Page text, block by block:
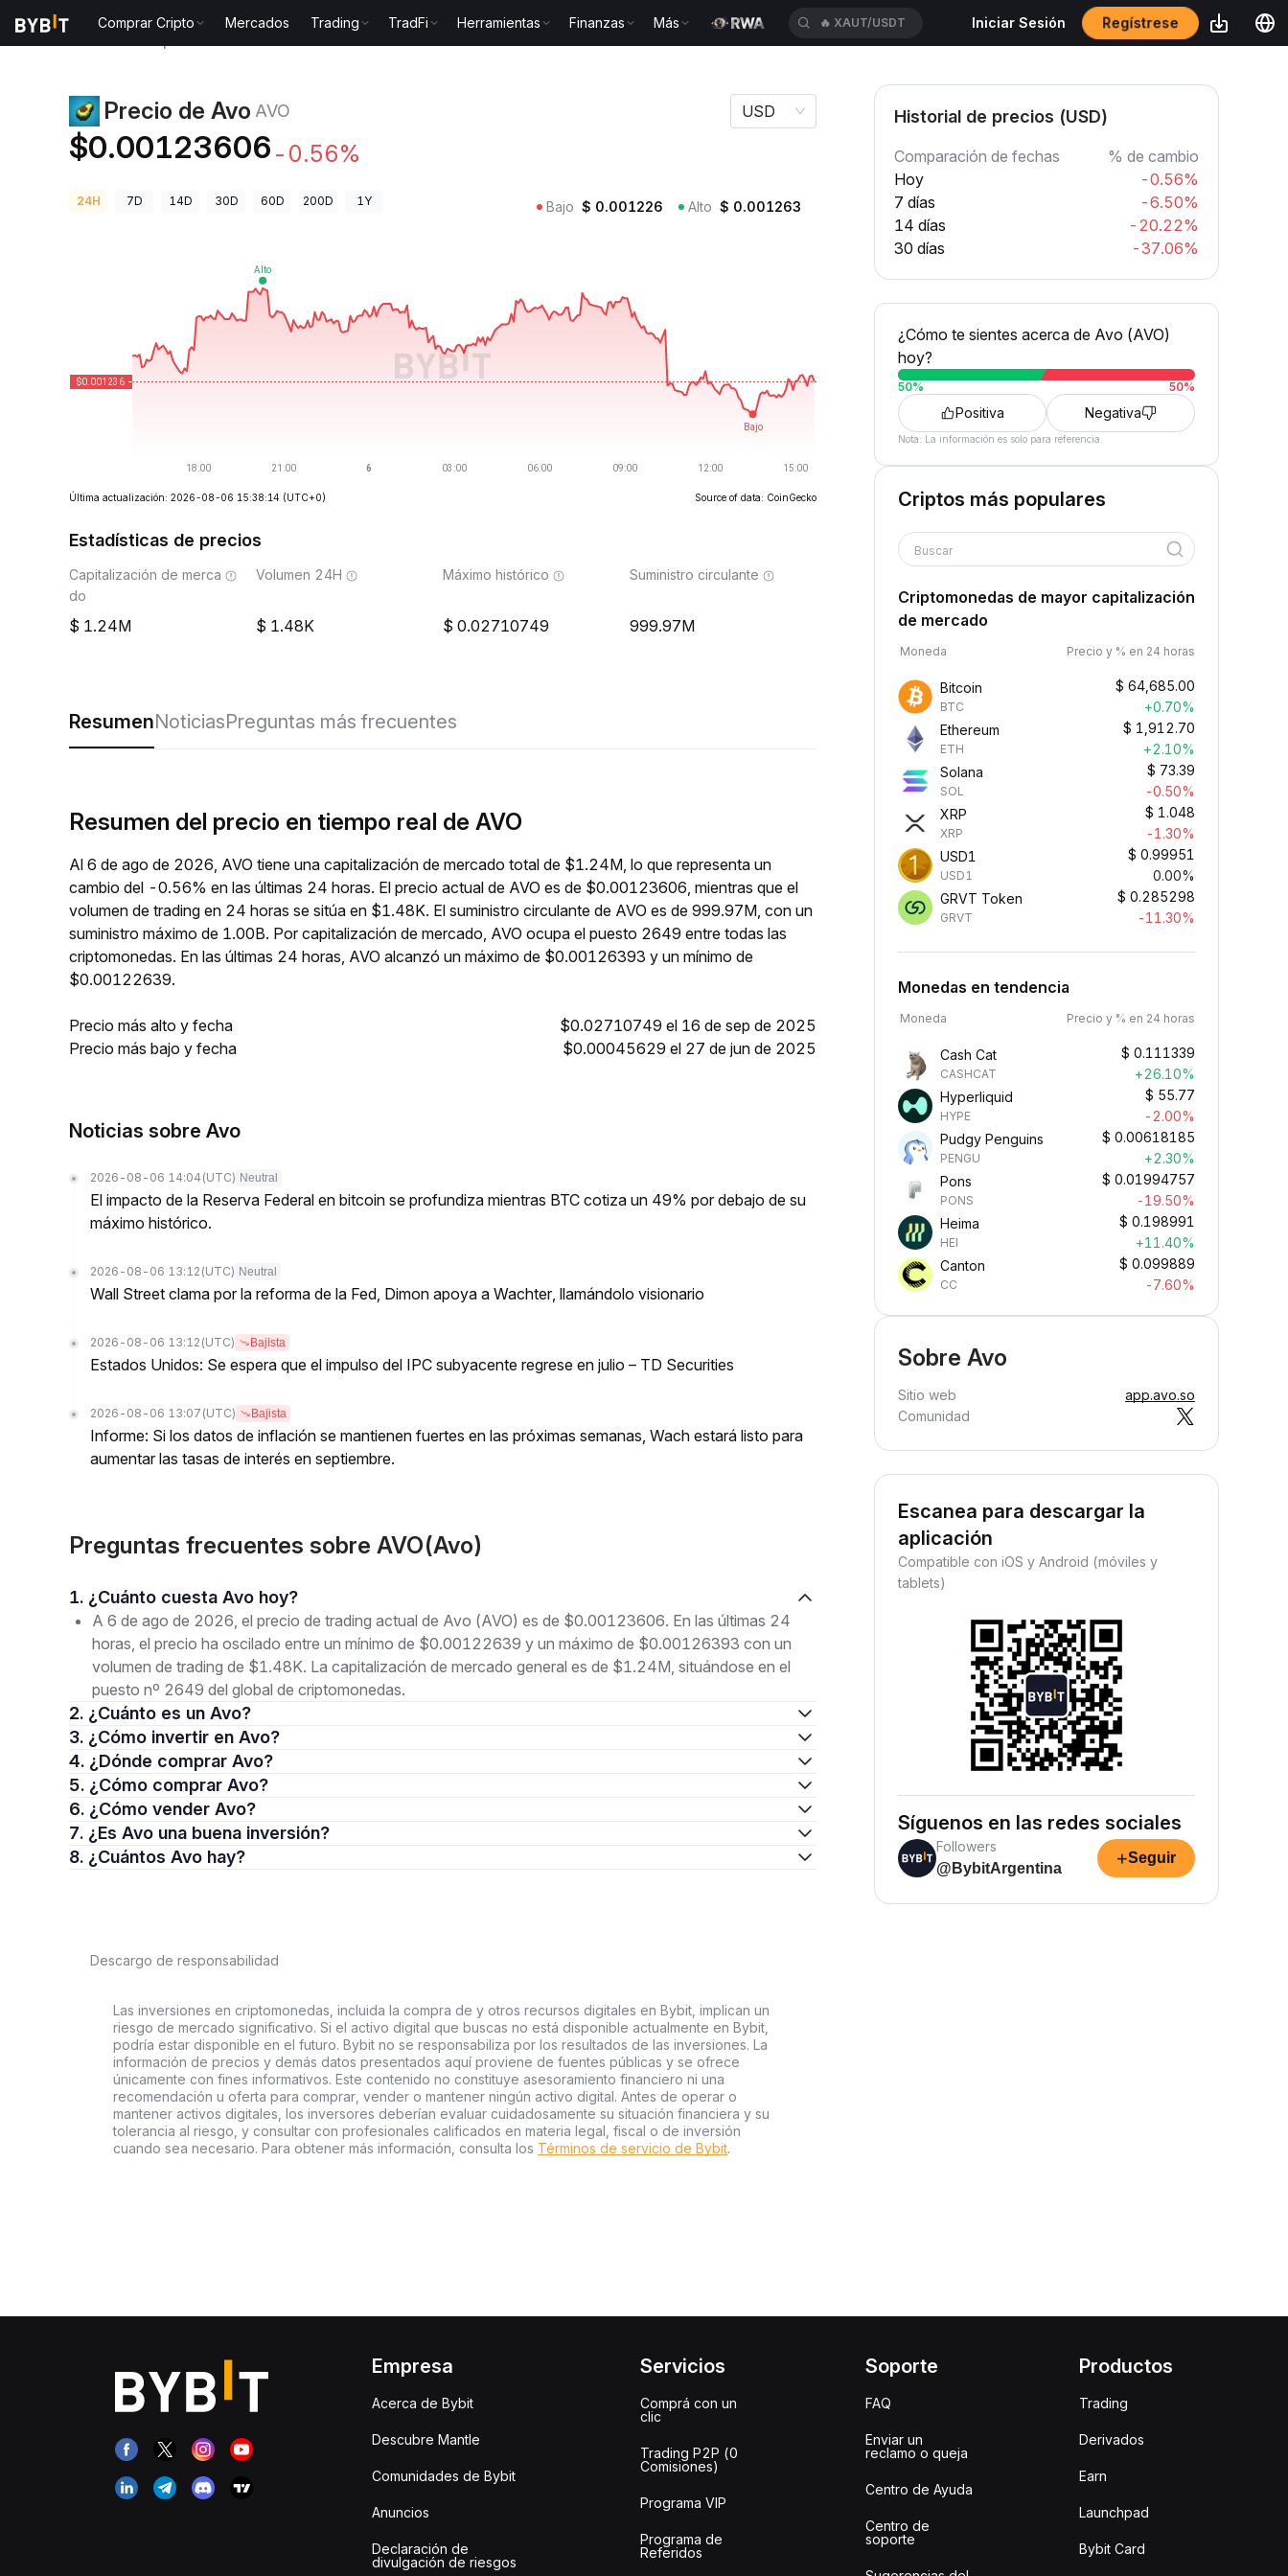
Comprar Cripto Mercados Trading TradFi Herramientas Finanzas Más 🔥 XAUT/USDT Iniciar Sesión Regístrese
Precio de Avo AVO
$0.00123606 -0.56%
USD
24H 7D 14D 30D 60D 200D 1Y Bajo $ 0.001226 Alto $ 0.001263
Última actualización: 2026-08-06 15:38:14 (UTC+0) Source of data: CoinGecko
Estadísticas de precios
Capitalización de merca
do
1.24M
Volumen 24H
1.48K
Máximo histórico
0.02710749
Suministro circulante
999.97M
ResumenNoticiasPreguntas más frecuentes
Resumen del precio en tiempo real de AVO
Al 6 de ago de 2026, AVO tiene una capitalización de mercado total de $1.24M, lo que representa un
cambio del -0.56% en las últimas 24 horas. El precio actual de AVO es de $0.00123606, mientras que el
volumen de trading en 24 horas se sitúa en $1.48K. El suministro circulante de AVO es de 999.97M, con un
suministro máximo de 1.00B. Por capitalización de mercado, AVO ocupa el puesto 2649 entre todas las
criptomonedas. En las últimas 24 horas, AVO alcanzó un máximo de $0.00126393 y un mínimo de
$0.00122639.
Precio más alto y fecha
$0.02710749 el 16 de sep de 2025
Precio más bajo y fecha
$0.00045629 el 27 de jun de 2025
Noticias sobre Avo
2026-08-06 14:04 (UTC) Neutral
El impacto de la Reserva Federal en bitcoin se profundiza mientras BTC cotiza un 49% por debajo de su
máximo histórico.
2026-08-06 13:12 (UTC) Neutral
Wall Street clama por la reforma de la Fed, Dimon apoya a Wachter, llamándolo visionario
2026-08-06 13:12 (UTC) Bajista
Estados Unidos: Se espera que el impulso del IPC subyacente regrese en julio – TD Securities
2026-08-06 13:07 (UTC) Bajista
Informe: Si los datos de inflación se mantienen fuertes en las próximas semanas, Wach estará listo para
aumentar las tasas de interés en septiembre.
Preguntas frecuentes sobre AVO(Avo)
1. ¿Cuánto cuesta Avo hoy?
A 6 de ago de 2026, el precio de trading actual de Avo (AVO) es de $0.00123606. En las últimas 24
horas, el precio ha oscilado entre un mínimo de $0.00122639 y un máximo de $0.00126393 con un
volumen de trading de $1.48K. La capitalización de mercado general es de $1.24M, situándose en el
puesto nº 2649 del global de criptomonedas.
2. ¿Cuánto es un Avo?
3. ¿Cómo invertir en Avo?
4. ¿Dónde comprar Avo?
5. ¿Cómo comprar Avo?
6. ¿Cómo vender Avo?
7. ¿Es Avo una buena inversión?
8. ¿Cuántos Avo hay?
Descargo de responsabilidad
Las inversiones en criptomonedas, incluida la compra de y otros recursos digitales en Bybit, implican un
riesgo de mercado significativo. Si el activo digital que buscas no está disponible actualmente en Bybit,
podría estar disponible en el futuro. Bybit no se responsabiliza por los resultados de las inversiones. La
información de precios y demás datos presentados aquí proviene de fuentes públicas y se ofrece
únicamente con fines informativos. Este contenido no constituye asesoramiento financiero ni una
recomendación u oferta para comprar, vender o mantener ningún activo digital. Antes de operar o
mantener activos digitales, los inversores deberían evaluar cuidadosamente su situación financiera y su
tolerancia al riesgo, y consultar con profesionales calificados en materia legal, fiscal o de inversión
cuando sea necesario. Para obtener más información, consulta los Términos de servicio de Bybit.
Historial de precios (USD)
Comparación de fechas
% de cambio
Hoy
-0.56%
7 días
-6.50%
14 días
-20.22%
30 días
-37.06%
¿Cómo te sientes acerca de Avo (AVO)
hoy?
50% 50%
Positiva Negativa
Nota: La información es solo para referencia.
Criptos más populares
Buscar
Criptomonedas de mayor capitalización
de mercado
Moneda Precio y % en 24 horas
Bitcoin
BTC
$ 64,685.00
+0.70%
Ethereum
ETH
$ 1,912.70
+2.10%
Solana
SOL
$ 73.39
-0.50%
XRP
XRP
$ 1.048
-1.30%
USD1
USD1
$ 0.99951
0.00%
GRVT Token
GRVT
$ 0.285298
-11.30%
Monedas en tendencia
Moneda Precio y % en 24 horas
Cash Cat
CASHCAT
$ 0.111339
+26.10%
Hyperliquid
HYPE
$ 55.77
-2.00%
Pudgy Penguins
PENGU
$ 0.00618185
+2.30%
Pons
PONS
$ 0.01994757
-19.50%
Heima
HEI
$ 0.198991
+11.40%
Canton
CC
$ 0.099889
-7.60%
Sobre Avo
Sitio web
app.avo.so
Comunidad
Escanea para descargar la
aplicación
Compatible con iOS y Android (móviles y
tablets)
Síguenos en las redes sociales
Followers
@BybitArgentina
+Seguir
Empresa
Acerca de Bybit
Descubre Mantle
Comunidades de Bybit
Anuncios
Declaración de
divulgación de riesgos
Servicios
Comprá con un
clic
Trading P2P (0
Comisiones)
Programa VIP
Programa de
Referidos
Soporte
FAQ
Enviar un
reclamo o queja
Centro de Ayuda
Centro de
soporte
Productos
Trading
Derivados
Earn
Launchpad
Bybit Card